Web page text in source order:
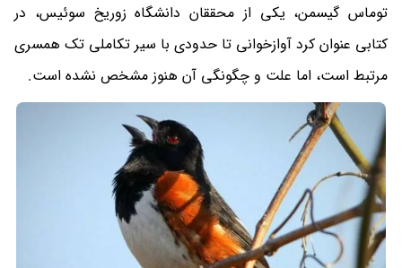
توماس گیسمن، یکی از محققان دانشگاه زوریخ سوئیس، در
کتابی عنوان کرد آوازخوانی تا حدودی با سیر تکاملی تک همسری
مرتبط است، اما علت و چگونگی آن هنوز مشخص نشده است.